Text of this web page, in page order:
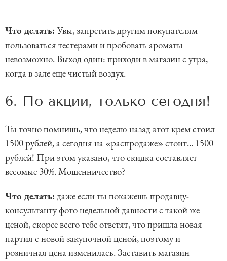
Что делать: Увы, запретить другим покупателям
пользоваться тестерами и пробовать ароматы
невозможно. Выход один: приходи в магазин с утра,
когда в зале еще чистый воздух.
6. По акции, только сегодня!
Ты точно помнишь, что неделю назад этот крем стоил
1500 рублей, а сегодня на «распродаже» стоит... 1500
рублей! При этом указано, что скидка составляет
весомые 30%. Мошенничество?
Что делать: даже если ты покажешь продавцу-
консультанту фото недельной давности с такой же
ценой, скорее всего тебе ответят, что пришла новая
партия с новой закупочной ценой, поэтому и
розничная цена изменилась. Заставить магазин